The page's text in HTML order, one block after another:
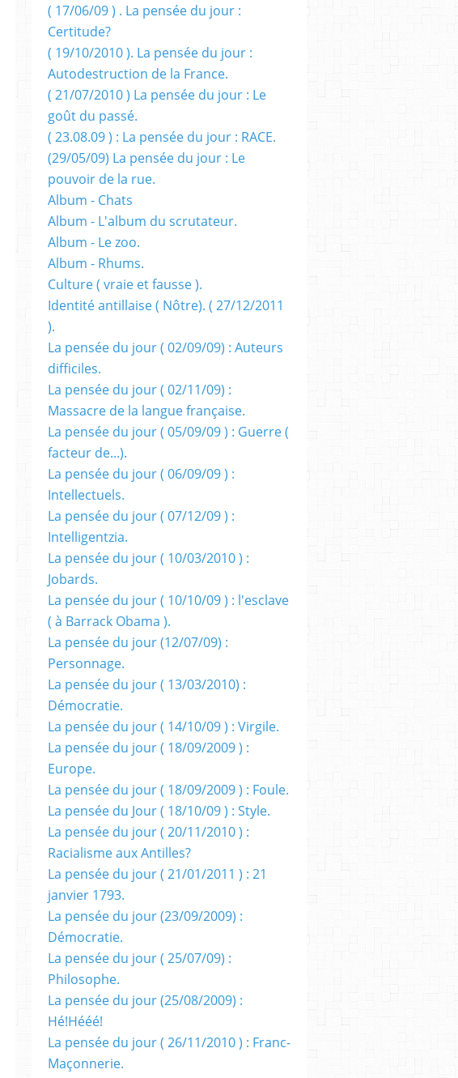
( 17/06/09 ) . La pensée du jour :
Certitude?
( 19/10/2010 ). La pensée du jour :
Autodestruction de la France.
( 21/07/2010 ) La pensée du jour : Le
goût du passé.
( 23.08.09 ) : La pensée du jour : RACE.
(29/05/09) La pensée du jour : Le
pouvoir de la rue.
Album - Chats
Album - L'album du scrutateur.
Album - Le zoo.
Album - Rhums.
Culture ( vraie et fausse ).
Identité antillaise ( Nôtre). ( 27/12/2011
).
La pensée du jour ( 02/09/09) : Auteurs
difficiles.
La pensée du jour ( 02/11/09) :
Massacre de la langue française.
La pensée du jour ( 05/09/09 ) : Guerre (
facteur de...).
La pensée du jour ( 06/09/09 ) :
Intellectuels.
La pensée du jour ( 07/12/09 ) :
Intelligentzia.
La pensée du jour ( 10/03/2010 ) :
Jobards.
La pensée du jour ( 10/10/09 ) : l'esclave
( à Barrack Obama ).
La pensée du jour (12/07/09) :
Personnage.
La pensée du jour ( 13/03/2010) :
Démocratie.
La pensée du jour ( 14/10/09 ) : Virgile.
La pensée du jour ( 18/09/2009 ) :
Europe.
La pensée du jour ( 18/09/2009 ) : Foule.
La pensée du Jour ( 18/10/09 ) : Style.
La pensée du jour ( 20/11/2010 ) :
Racialisme aux Antilles?
La pensée du jour ( 21/01/2011 ) : 21
janvier 1793.
La pensée du jour (23/09/2009) :
Démocratie.
La pensée du jour ( 25/07/09) :
Philosophe.
La pensée du jour (25/08/2009) :
Hé!Hééé!
La pensée du jour ( 26/11/2010 ) : Franc-
Maçonnerie.